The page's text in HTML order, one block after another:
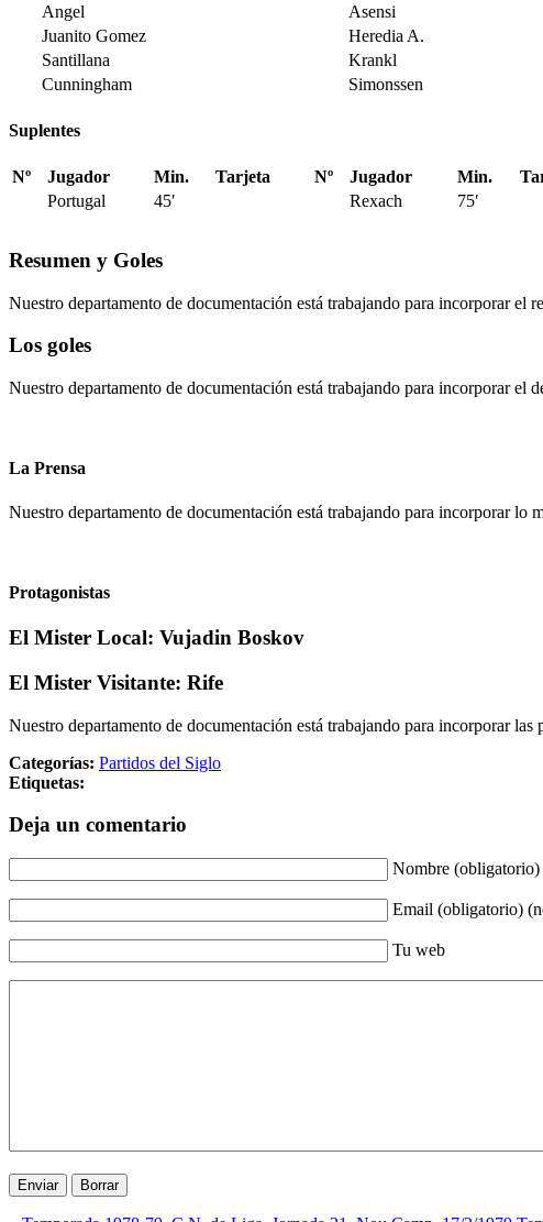
Angel
Asensi
Juanito Gomez
Heredia A.
Santillana
Krankl
Cunningham
Simonssen
Suplentes
Nº Jugador Min. Tarjeta Nº Jugador Min.
Portugal
45′ Rexach 75′
Resumen y Goles
Nuestro departamento de documentación está trabajando para incorporar el
Los goles
Nuestro departamento de documentación está trabajando para incorporar el
La Prensa
Nuestro departamento de documentación está trabajando para incorporar lo
Protagonistas
El Mister Local: Vujadin Boskov
El Mister Visitante: Rife
Nuestro departamento de documentación está trabajando para incorporar
Categorías: Partidos del Siglo
Etiquetas:
Deja un comentario
Nombre (obligatorio)
Email (obligatorio)
Tu web